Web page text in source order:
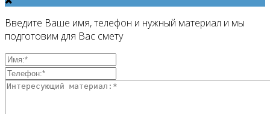
Введите Ваше имя, телефон и нужный материал и мы
подготовим для Вас смету